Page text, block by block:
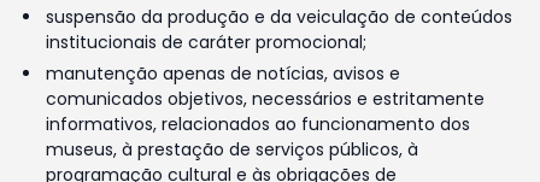
suspensão da produção e da veiculação de conteúdos
institucionais de caráter promocional;
manutenção apenas de notícias, avisos e
comunicados objetivos, necessários e estritamente
informativos, relacionados ao funcionamento dos
museus, à prestação de serviços públicos, à
programação cultural e às obrigações de